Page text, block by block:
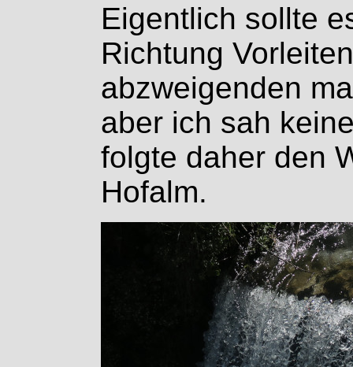
Eigentlich sollte
Richtung
abzweigenden
aber ich sah
folgte daher den
Hofalm.